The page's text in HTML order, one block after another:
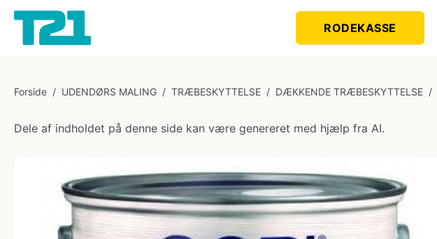
RODEKASSE
Forside / UDENDØRS MALING / TRÆBESKYTTELSE / DÆKKENDE TRÆBESKYTTELSE /
Dele af indholdet på denne side kan være genereret med hjælp fra AI.